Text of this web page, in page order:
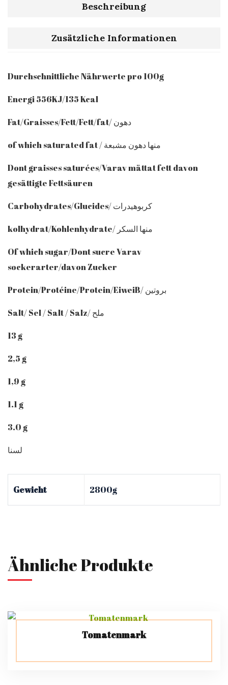
Beschreibung
Zusätzliche Informationen
Durchschnittliche Nährwerte pro 100g
Energi 556KJ/135 Kcal
Fat/Graisses/Fett/Fett/fat/ دهون
of which saturated fat / منها دهون مشبعة
Dont graisses saturées/Varav mättat fett davon
gesättigte Fettsäuren
Carbohydrates/Glucides/ كربوهيدرات
kolhydrat/Kohlenhydrate/ منها السكر
Of which sugar/Dont sucre Varav
sockerarter/davon Zucker
Protein/Protéine/Protein/EiweiB/ بروتين
Salt/ Sel / Salt / Salz/ ملح
13 g
2,5 g
1,9 g
1.1 g
3.0 g
لسنا
Gewicht 2800g
Ähnliche Produkte
Tomatenmark